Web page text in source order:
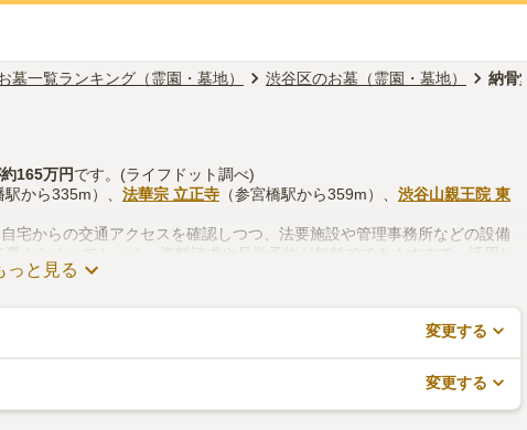
墓一覧ランキング（霊園・墓地） 渋谷区のお墓（霊園・墓地） 納骨堂
165万円です。(ライフドット調べ)
駅から335m）、 法華宗 立正寺 （参宮橋駅から359m）、 渋谷山親王院 東
宅からの交通アクセスを確認しつつ、法要施設や管理事務所などの設備
ぶとよいでしょう。資料請求や見学予約が無料でできますので、活用し
っと見る
変更する
変更する